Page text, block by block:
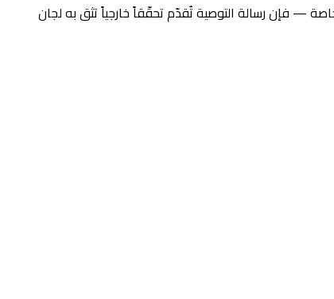
— فإن رسالة التوصية تُقدّم تحقّقاً خارجياً تثق به لجان